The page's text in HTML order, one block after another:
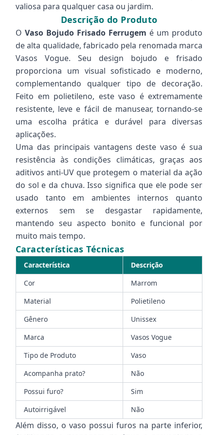
valiosa para qualquer casa ou jardim.
Descrição do Produto
O Vaso Bojudo Frisado Ferrugem é um produto
de alta qualidade, fabricado pela renomada marca
Vasos Vogue. Seu design bojudo e frisado
proporciona um visual sofisticado e moderno,
complementando qualquer tipo de decoração.
Feito em polietileno, este vaso é extremamente
resistente, leve e fácil de manusear, tornando-se
uma escolha prática e durável para diversas
aplicações.
Uma das principais vantagens deste vaso é sua
resistência às condições climáticas, graças aos
aditivos anti-UV que protegem o material da ação
do sol e da chuva. Isso significa que ele pode ser
usado tanto em ambientes internos quanto
externos sem se desgastar rapidamente,
mantendo seu aspecto bonito e funcional por
muito mais tempo.
Características Técnicas
Característica
Descrição
Cor
Marrom
Material
Polietileno
Gênero
Unissex
Marca
Vasos Vogue
Tipo de Produto
Vaso
Acompanha prato?
Não
Possui furo?
Sim
Autoirrigável
Não
Além disso, o vaso possui furos na parte inferior,